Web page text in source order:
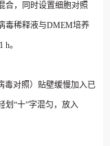
合，同时设置细胞对照
毒稀释液与DMEM培养
h。
毒对照）贴壁缓慢加入已
划“十”字混匀，放入